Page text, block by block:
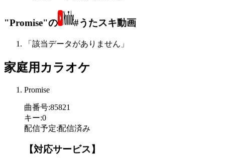
"Promise"の #うたスキ動画
「該当データがありません」
家庭用カラオケ
Promise
曲番号:85821
キー:0
配信予定:配信済み
【対応サービス】